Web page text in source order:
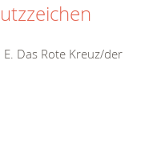
Das Rote Kreuz/der